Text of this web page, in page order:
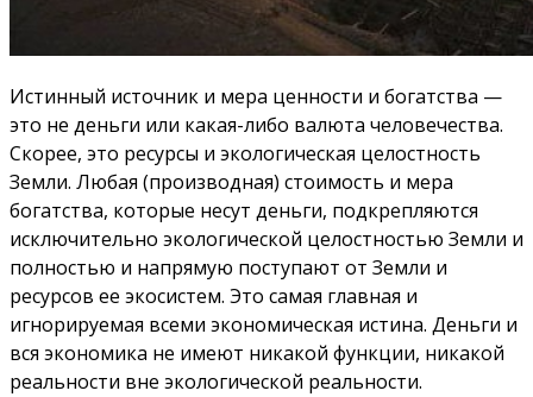
Истинный источник и мера ценности и богатства —
это не деньги или какая-либо валюта человечества.
Скорее, это ресурсы и экологическая целостность
Земли. Любая (производная) стоимость и мера
богатства, которые несут деньги, подкрепляются
исключительно экологической целостностью Земли и
полностью и напрямую поступают от Земли и
ресурсов ее экосистем. Это самая главная и
игнорируемая всеми экономическая истина. Деньги и
вся экономика не имеют никакой функции, никакой
реальности вне экологической реальности.